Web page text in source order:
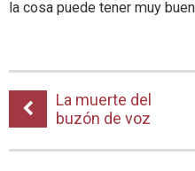
la cosa puede tener muy
La muerte del
buzón de voz